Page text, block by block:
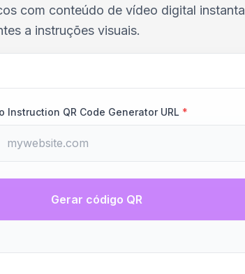
com conteúdo de vídeo digital
a instruções visuais.
Instruction QR Code Generator URL *
Gerar código QR